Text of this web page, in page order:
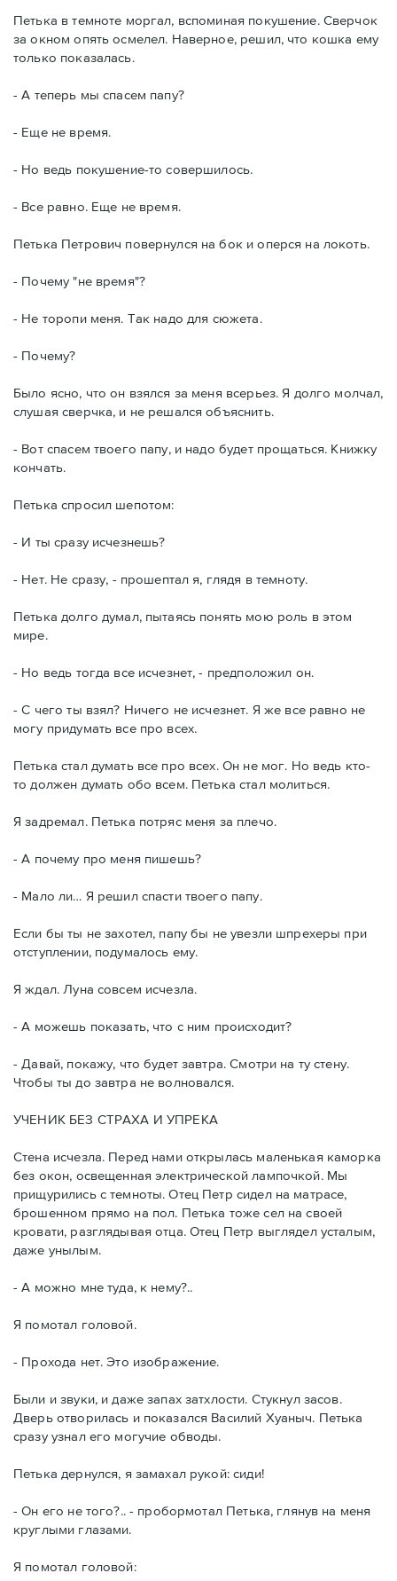
Петька в темноте моргал, вспоминая покушение. Сверчок
за окном опять осмелел. Наверное, решил, что кошка ему
только показалась.
- А теперь мы спасем папу?
- Еще не время.
- Но ведь покушение-то совершилось.
- Все равно. Еще не время.
Петька Петрович повернулся на бок и оперся на локоть.
- Почему "не время"?
- Не торопи меня. Так надо для сюжета.
- Почему?
Было ясно, что он взялся за меня всерьез. Я долго молчал,
слушая сверчка, и не решался объяснить.
- Вот спасем твоего папу, и надо будет прощаться. Книжку
кончать.
Петька спросил шепотом:
- И ты сразу исчезнешь?
- Нет. Не сразу, - прошептал я, глядя в темноту.
Петька долго думал, пытаясь понять мою роль в этом
мире.
- Но ведь тогда все исчезнет, - предположил он.
- С чего ты взял? Ничего не исчезнет. Я же все равно не
могу придумать все про всех.
Петька стал думать все про всех. Он не мог. Но ведь кто-
то должен думать обо всем. Петька стал молиться.
Я задремал. Петька потряс меня за плечо.
- А почему про меня пишешь?
- Мало ли… Я решил спасти твоего папу.
Если бы ты не захотел, папу бы не увезли шпрехеры при
отступлении, подумалось ему.
Я ждал. Луна совсем исчезла.
- А можешь показать, что с ним происходит?
- Давай, покажу, что будет завтра. Смотри на ту стену.
Чтобы ты до завтра не волновался.
УЧЕНИК БЕЗ СТРАХА И УПРЕКА
Стена исчезла. Перед нами открылась маленькая каморка
без окон, освещенная электрической лампочкой. Мы
прищурились с темноты. Отец Петр сидел на матрасе,
брошенном прямо на пол. Петька тоже сел на своей
кровати, разглядывая отца. Отец Петр выглядел усталым,
даже унылым.
- А можно мне туда, к нему?..
Я помотал головой.
- Прохода нет. Это изображение.
Были и звуки, и даже запах затхлости. Стукнул засов.
Дверь отворилась и показался Василий Хуаныч. Петька
сразу узнал его могучие обводы.
Петька дернулся, я замахал рукой: сиди!
- Он его не того?.. - пробормотал Петька, глянув на меня
круглыми глазами.
Я помотал головой: